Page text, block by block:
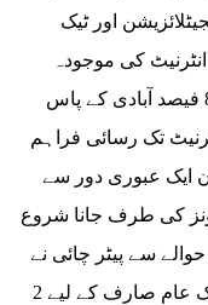
اور ٹیک
کی موجودہ
رسائی تقریباً 27 سے 28 فیصد ہے جبکہ 80 فیصد آبادی کے پاس
تک رسائی فراہم
ایک عبوری دور سے
کی طرف جانا شروع
سے پیٹر چائی نے
کہا کہ موجودہ انفراسٹرکچر ایک عام صارف کے لیے 2G سے 4G